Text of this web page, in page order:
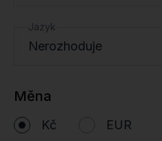
Jazyk
Nerozhoduje
Měna
Kč EUR